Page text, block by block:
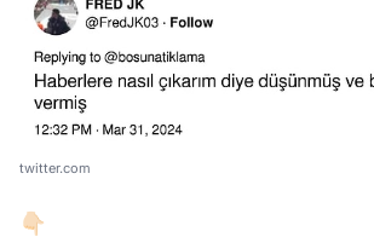
twitter.com
👇🏻